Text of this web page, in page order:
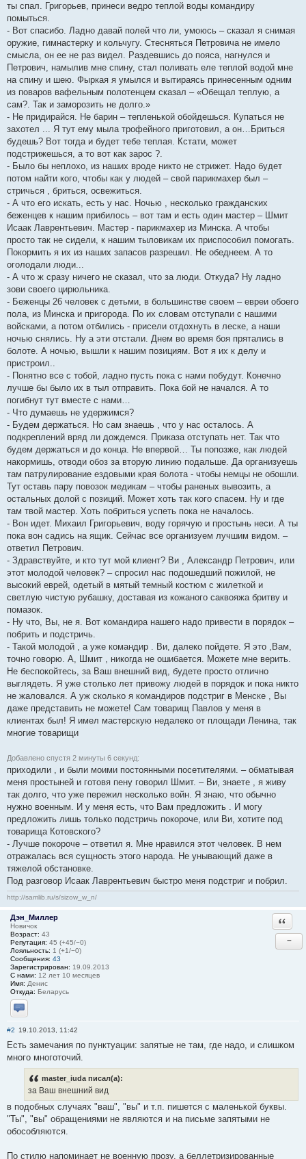
ты спал. Григорьев, принеси ведро теплой воды командиру
помыться.
- Вот спасибо. Ладно давай полей что ли, умоюсь – сказал я снимая
оружие, гимнастерку и кольчугу. Стесняться Петровича не имело
смысла, он ее не раз видел. Раздевшись до пояса, нагнулся и
Петрович, намылив мне спину, стал поливать еле теплой водой мне
на спину и шею. Фыркая я умылся и вытираясь принесенным одним
из поваров вафельным полотенцем сказал – «Обещал теплую, а
сам?. Так и заморозить не долго.»
- Не придирайся. Не барин – тепленькой обойдешься. Купаться не
захотел ... Я тут ему мыла трофейного приготовил, а он…Бриться
будешь? Вот тогда и будет тебе теплая. Кстати, может
подстрижешься, а то вот как зарос ?.
- Было бы неплохо, из наших вроде никто не стрижет. Надо будет
потом найти кого, чтобы как у людей – свой парикмахер был –
стричься , бриться, освежиться.
- А что его искать, есть у нас. Ночью , несколько гражданских
беженцев к нашим прибилось – вот там и есть один мастер – Шмит
Исаак Лаврентьевич. Мастер - парикмахер из Минска. А чтобы
просто так не сидели, к нашим тыловикам их приспособил помогать.
Покормить я их из наших запасов разрешил. Не обеднеем. А то
оголодали люди...
- А что ж сразу ничего не сказал, что за люди. Откуда? Ну ладно
зови своего цирюльника.
- Беженцы 26 человек с детьми, в большинстве своем – евреи обоего
пола, из Минска и пригорода. По их словам отступали с нашими
войсками, а потом отбились - присели отдохнуть в леске, а наши
ночью снялись. Ну а эти отстали. Днем во время боя прятались в
болоте. А ночью, вышли к нашим позициям. Вот я их к делу и
пристроил..
- Понятно все с тобой, ладно пусть пока с нами побудут. Конечно
лучше бы было их в тыл отправить. Пока бой не начался. А то
погибнут тут вместе с нами…
- Что думаешь не удержимся?
- Будем держаться. Но сам знаешь , что у нас осталось. А
подкреплений вряд ли дождемся. Приказа отступать нет. Так что
будем держаться и до конца. Не впервой… Ты попозже, как людей
накормишь, отводи обоз за вторую линию подальше. Да организуешь
там патрулирование ездовыми края болота - чтобы немцы не обошли.
Тут оставь пару повозок медикам – чтобы раненых вывозить, а
остальных долой с позиций. Может хоть так кого спасем. Ну и где
там твой мастер. Хоть побриться успеть пока не началось.
- Вон идет. Михаил Григорьевич, воду горячую и простынь неси. А ты
пока вон садись на ящик. Сейчас все организуем лучшим видом. –
ответил Петрович.
- Здравствуйте, и кто тут мой клиент? Ви , Александр Петрович, или
этот молодой человек? – спросил нас подошедший пожилой, не
высокий еврей, одетый в мятый темный костюм с жилеткой и
светлую чистую рубашку, доставая из кожаного саквояжа бритву и
помазок.
- Ну что, Вы, не я. Вот командира нашего надо привести в порядок –
побрить и подстричь.
- Такой молодой , а уже командир . Ви, далеко пойдете. Я это ,Вам,
точно говорю. А, Шмит , никогда не ошибается. Можете мне верить.
Не беспокойтесь, за Ваш внешний вид, будете просто отлично
выглядеть. Я уже столько лет привожу людей в порядок и пока никто
не жаловался. А уж сколько я командиров подстриг в Менске , Вы
даже представить не можете! Сам товарищ Павлов у меня в
клиентах был! Я имел мастерскую недалеко от площади Ленина, так
многие товарищи
Добавлено спустя 2 минуты 6 секунд:
приходили , и были моими постоянными посетителями. – обматывая
меня простыней и готовя пену говорил Шмит. – Ви, знаете , я живу
так долго, что уже пережил несколько войн. Я знаю, что обычно
нужно военным. И у меня есть, что Вам предложить . И могу
предложить лишь только подстричь покороче, или Ви, хотите под
товарища Котовского?
- Лучше покороче – ответил я. Мне нравился этот человек. В нем
отражалась вся сущность этого народа. Не унывающий даже в
тяжелой обстановке.
Под разговор Исаак Лаврентьевич быстро меня подстриг и побрил.
http://samlib.ru/s/sizow_w_n/
Дэн_Миллер
Новичок
Возраст: 43
Репутация: 45 (+45/−0)
Лояльность: 1 (+1/−0)
Сообщения: 43
Зарегистрирован: 19.09.2013
С нами: 12 лет 10 месяцев
Имя: Денис
Откуда: Беларусь
Отправить личное сообщение
−
#2 19.10.2013, 11:42
Есть замечания по пунктуации: запятые не там, где надо, и слишком
много многоточий.
master_iuda писал(а):
за Ваш внешний вид
в подобных случаях "ваш", "вы" и т.п. пишется с маленькой буквы.
"Ты", "вы" обращениями не являются и на письме запятыми не
обособляются.
По стилю напоминает не военную прозу, а беллетризированные